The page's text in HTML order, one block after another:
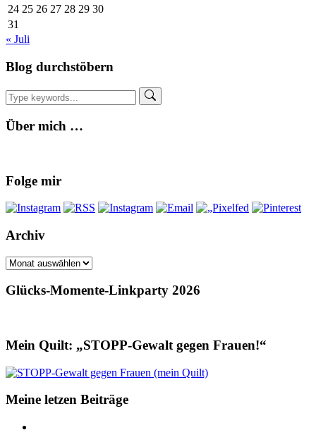
24 25 26 27 28 29 30
31
« Juli
Blog durchstöbern
Über mich …
Folge mir
Archiv
Archiv
Glücks-Momente-Linkparty 2026
Mein Quilt: „STOPP-Gewalt gegen Frauen!“
Meine letzen Beiträge